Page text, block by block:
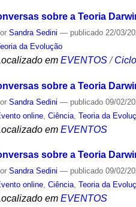
sobre a Teoria
Sandra Sedini — publicado 22/03/
da Evolução
em EVENTOS /
sobre a Teoria
Sandra Sedini — publicado 09/02/
online ,Ciência ,Teoria da
em EVENTOS
sobre a Teoria
Sandra Sedini — publicado 09/02/
online,Ciência,Teoria da
em EVENTOS